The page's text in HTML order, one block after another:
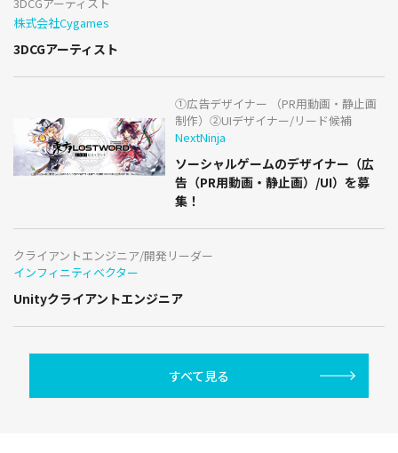
株式会社Cygames
3DCGアーティスト
①広告デザイナー （PR用動画・静止画
制作）②UIデザイナー/リード候補
NextNinja
ソーシャルゲームのデザイナー（広
告（PR用動画・静止画）/UI）を募
集！
クライアントエンジニア/開発リーダー
インフィニティベクター
Unityクライアントエンジニア
すべて見る